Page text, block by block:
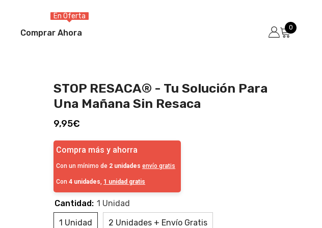
Comprar Ahora
En Oferta
00
STOP RESACA® - Tu Solución Para
Una Mañana Sin Resaca
9,95€
Compra más y ahorra
Con un mínimo de 2 unidades envío gratis
Con4 unidades, 1 unidad gratis
Cantidad: 1 Unidad
1 Unidad
2 Unidades + Envío Gratis